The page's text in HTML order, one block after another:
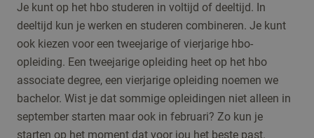
Je kunt op het hbo studeren in voltijd of deeltijd. In
deeltijd kun je werken en studeren combineren. Je kunt
ook kiezen voor een tweejarige of vierjarige hbo-
opleiding. Een tweejarige opleiding heet op het hbo
associate degree, een vierjarige opleiding noemen we
bachelor. Wist je dat sommige opleidingen niet alleen in
september starten maar ook in februari? Zo kun je
starten op het moment dat voor jou het beste past.